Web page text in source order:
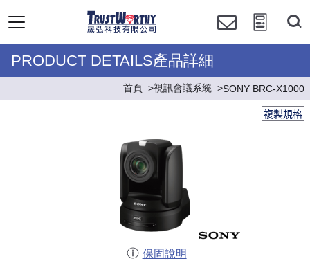
PRODUCT DETAILS產品詳細
首頁 視訊會議系統 SONY BRC-X1000
複製規格
保固說明